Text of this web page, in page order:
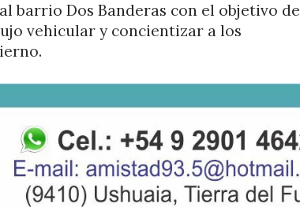
barrio Dos Banderas con el objetivo de
vehicular y concientizar a los